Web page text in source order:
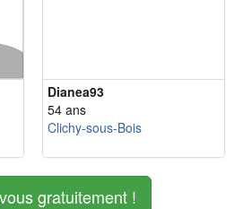
Dianea93
54 ans
Clichy-sous-Bois
gratuitement !